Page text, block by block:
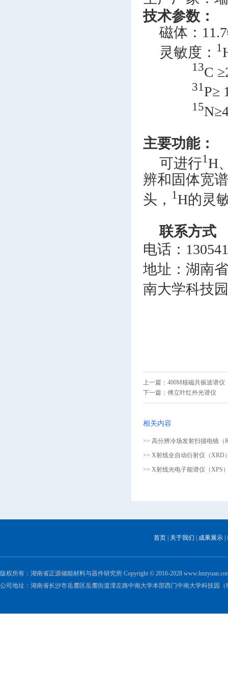
技术参数 ：
磁体：
灵敏度： 1
13C
31P≥
15
主要功能：
可进行1H
辨和固体宽
头， 1H的灵
联系方式
电话：
地址： 湖南
南大学科技
上一篇： 400M核磁共振波谱仪
下一篇： 傅立叶红外光谱仪
相关内容
>> 高分辨冷场发射扫描电镜（
>> X射线全自动衍射仪（XRD
>> X射线光电子能谱仪（XPS
首页 关于我们 成果展示
版权所有：湖南省正源储能材料与器件研究所 Copyright © 2016-2028
公司地址：湖南省长沙市岳麓区岳麓街道溁左路中南大学本部西门中南大学科技园